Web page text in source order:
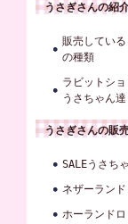
うさぎさんの紹
販売してい
の種類
ラビットシ
うさちゃん達
うさぎさんの販
SALEうさち
ネザーラン
ホーランド